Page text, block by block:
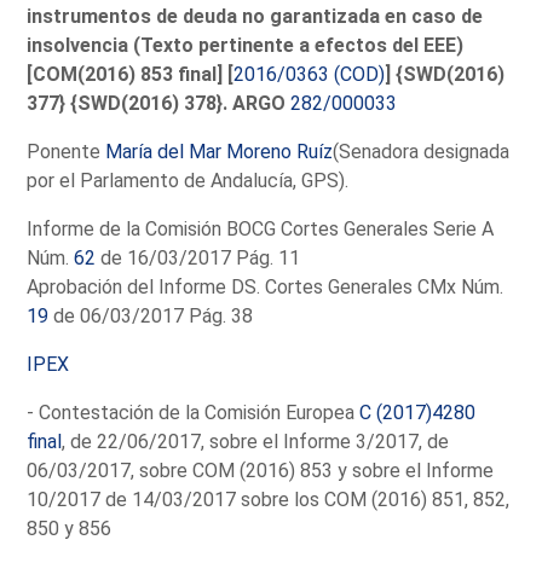
instrumentos de deuda no garantizada en caso de
insolvencia (Texto pertinente a efectos del EEE)
[COM(2016) 853 final] [2016/0363 (COD)] {SWD(2016)
377} {SWD(2016) 378}. ARGO282/000033
Ponente María del Mar Moreno Ruíz(Senadora designada
por el Parlamento de Andalucía, GPS).
Informe de la Comisión BOCG Cortes Generales Serie A
Núm.62 de 16/03/2017 Pág. 11
Aprobación del Informe DS. Cortes Generales CMx Núm.
19 de 06/03/2017 Pág. 38
IPEX
- Contestación de la Comisión EuropeaC (2017)4280
final, de 22/06/2017, sobre el Informe 3/2017, de
06/03/2017, sobre COM (2016) 853 y sobre el Informe
10/2017 de 14/03/2017 sobre los COM (2016) 851, 852,
850 y 856